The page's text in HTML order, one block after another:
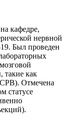
кафедре,
нервной
Был проведен
такие как
Отмечена
статусе